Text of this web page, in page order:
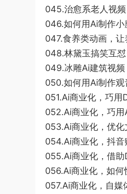
045.治愈系老人视
046.如何用Ai制作
047.食养类动画，
048.林黛玉搞笑互
049.冰雕Ai建筑视
050.如何用Ai制作
051.Ai商业化，巧
052.Ai商业化，巧
053.Ai商业化，优
054.Ai商业化，抖
055.Ai商业化，借
056.Ai商业化，如
057.Ai商业化，自